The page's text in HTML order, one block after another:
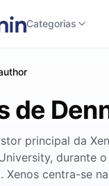
Categorias
de
principal da
durante
Xenos centra-se